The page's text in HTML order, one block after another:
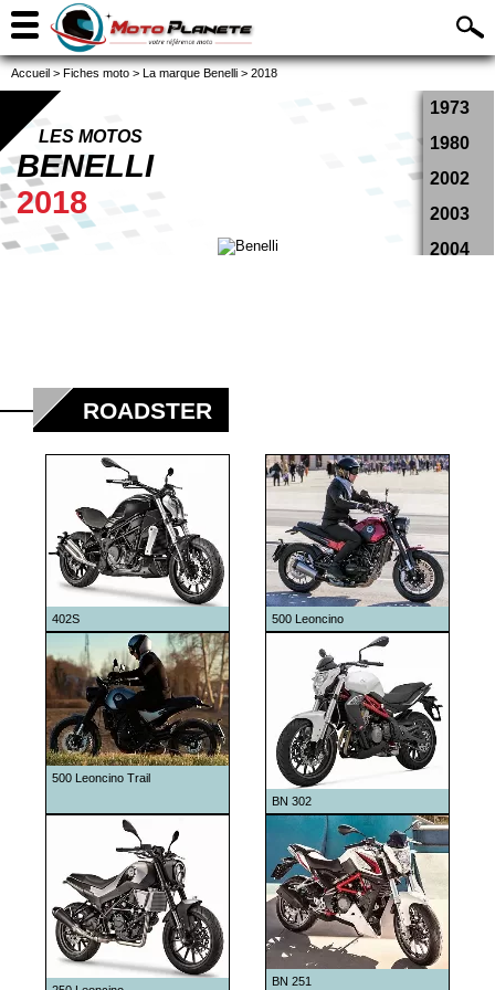
Accueil > Fiches moto > La marque Benelli > 2018
1973
1980
2002
2003
2004
2010
2011
2012
2013
2014
2015
2017
2018
2020
2021
2022
2024
2025
LES MOTOS
BENELLI
2018
ROADSTER
402S 500 Leoncino
500 Leoncino Trail
BN 302
BN 251